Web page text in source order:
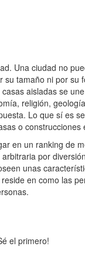
Una ciudad no
su tamaño ni por
aisladas se
religión,
Lo que sí es
o construcciones
en un ranking de
por
unas
en como las
el primero!